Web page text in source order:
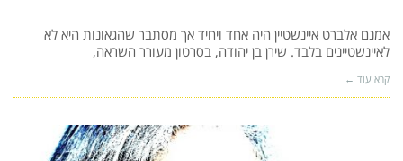
אמנם אלברט איינשטיין היה אחד ויחיד אך מסתבר שהגאונות היא לא
לאיינשטיינים בלבד. שירן בן יהודה, בסרטון מעורר השראה,
קרא עוד ←